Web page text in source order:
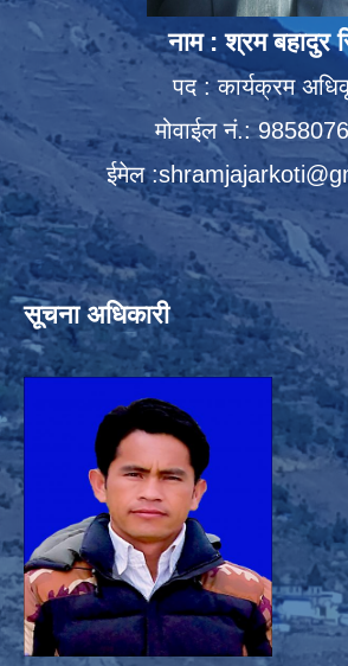
नाम : श्रम बहादुर
पद : कार्यक्रम
मोवाईल नं.:
ईमेल :
सूचना अधिकारी